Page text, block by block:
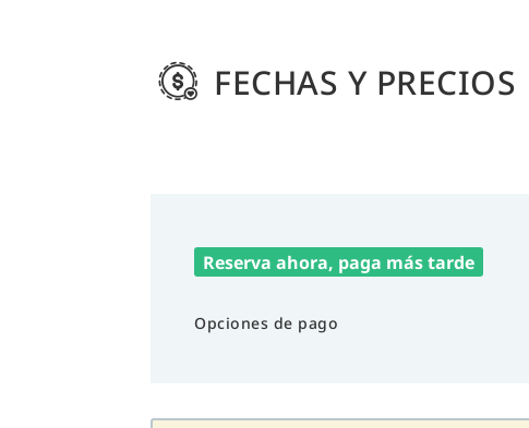
FECHAS Y PRECIOS
Reserva ahora, paga más tarde
Opciones de pago